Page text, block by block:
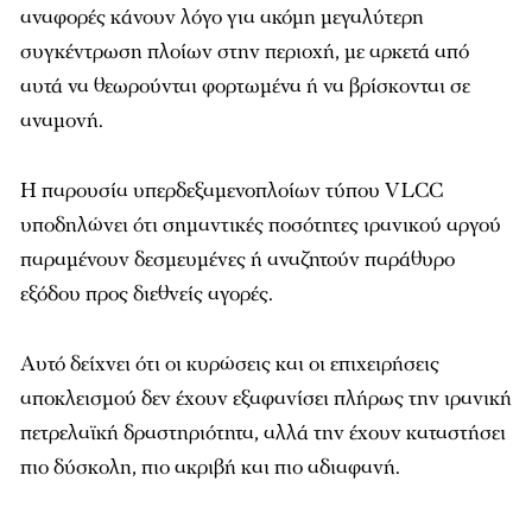
αναφορές κάνουν λόγο για ακόμη μεγαλύτερη
συγκέντρωση πλοίων στην περιοχή, με αρκετά από
αυτά να θεωρούνται φορτωμένα ή να βρίσκονται σε
αναμονή.
Η παρουσία υπερδεξαμενοπλοίων τύπου VLCC
υποδηλώνει ότι σημαντικές ποσότητες ιρανικού αργού
παραμένουν δεσμευμένες ή αναζητούν παράθυρο
εξόδου προς διεθνείς αγορές.
Αυτό δείχνει ότι οι κυρώσεις και οι επιχειρήσεις
αποκλεισμού δεν έχουν εξαφανίσει πλήρως την ιρανική
πετρελαϊκή δραστηριότητα, αλλά την έχουν καταστήσει
πιο δύσκολη, πιο ακριβή και πιο αδιαφανή.